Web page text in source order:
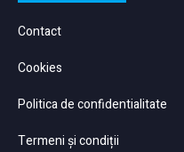
Contact
Cookies
Politica de confidentialitate
Termeni și condiții